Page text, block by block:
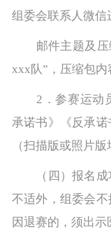
组委会联系人微信
邮件主题及压
xxx队”，压缩包内
2．参赛运动员
承诺书》《反承
（扫描版或照片版
（四）报名成
不适外，组委会
因退赛的，须出示